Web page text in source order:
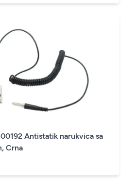
Antistatik narukvica sa
Crna